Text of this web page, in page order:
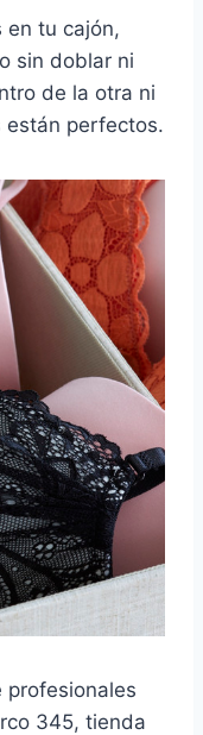
en tu cajón,
sin doblar ni
de la otra ni
están perfectos.
profesionales
345, tienda